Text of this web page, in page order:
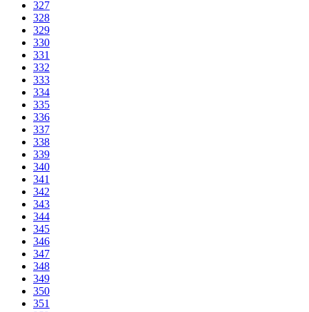
327
328
329
330
331
332
333
334
335
336
337
338
339
340
341
342
343
344
345
346
347
348
349
350
351